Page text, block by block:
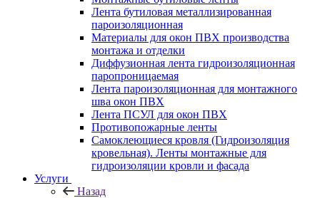
Лента бутиловая металлизированная
пароизоляционная
Материалы для окон ПВХ производства
монтажа и отделки
Диффузионная лента гидроизоляционная
паропроницаемая
Лента пароизоляционная для монтажного
шва окон ПВХ
Лента ПСУЛ для окон ПВХ
Противопожарные ленты
Самоклеющиеся кровля (Гидроизоляция
кровельная). Ленты монтажные для
гидроизоляции кровли и фасада
Услуги
Назад